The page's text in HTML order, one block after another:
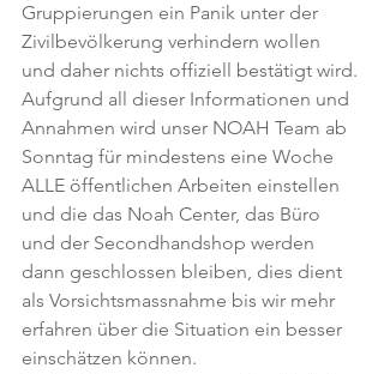
Gruppierungen ein Panik unter der
Zivilbevölkerung verhindern wollen
und daher nichts offiziell bestätigt wird.
Aufgrund all dieser Informationen und
Annahmen wird unser NOAH Team ab
Sonntag für mindestens eine Woche
ALLE öffentlichen Arbeiten einstellen
und die das Noah Center, das Büro
und der Secondhandshop werden
dann geschlossen bleiben, dies dient
als Vorsichtsmassnahme bis wir mehr
erfahren über die Situation ein besser
einschätzen können.